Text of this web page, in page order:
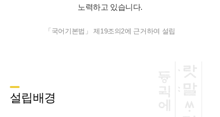
노력하고 있습니다.
「국어기본법」 제19조의2에 근거하여 설립
설립배경